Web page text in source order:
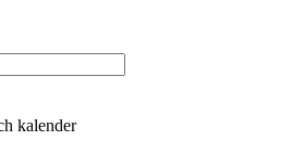
kalender